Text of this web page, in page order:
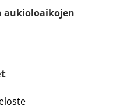
aukioloaikojen